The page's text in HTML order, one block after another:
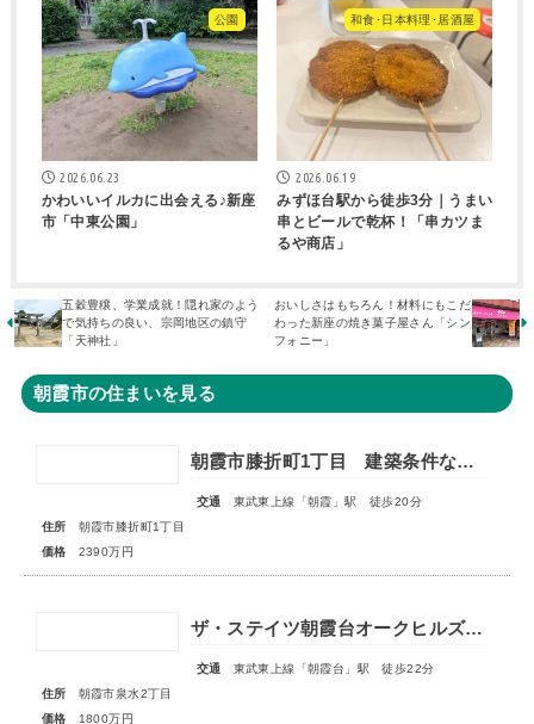
公園
2026.06.23
かわいいイルカに出会える♪新座
市「中東公園」
和食･日本料理･居酒屋
2026.06.19
みずほ台駅から徒歩3分｜うまい
串とビールで乾杯！「串カツま
るや商店」
五穀豊穣、学業成就！隠れ家のよう
で気持ちの良い、宗岡地区の鎮守
「天神社」
おいしさはもちろん！材料にもこだ
わった新座の焼き菓子屋さん「シン
フォニー」
朝霞市の住まいを見る
朝霞市膝折町1丁目 建築条件なし売地 全1区画
交通
東武東上線「朝霞」駅 徒歩20分
住所
朝霞市膝折町1丁目
価格
2390万円
ザ・ステイツ朝霞台オークヒルズ 1階部分
交通
東武東上線「朝霞台」駅 徒歩22分
住所
朝霞市泉水2丁目
価格
1800万円